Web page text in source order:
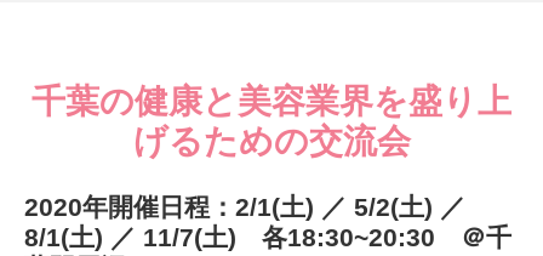
千葉の健康と美容業界を盛り上
げるための交流会
2020年開催日程：2/1(土) ／ 5/2(土) ／
8/1(土) ／ 11/7(土) 各18:30~20:30 ＠千